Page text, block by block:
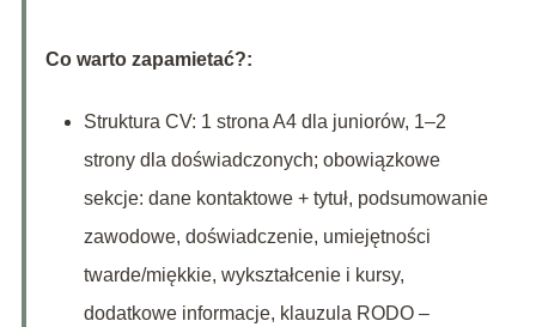
Co warto zapamietać?:
Struktura CV: 1 strona A4 dla juniorów, 1–2
strony dla doświadczonych; obowiązkowe
sekcje: dane kontaktowe + tytuł, podsumowanie
zawodowe, doświadczenie, umiejętności
twarde/miękkie, wykształcenie i kursy,
dodatkowe informacje, klauzula RODO –